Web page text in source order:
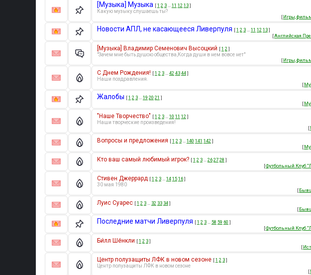
[Музыка] Музыка [1 2 3… 11 12 13]
Какую музыку слушаешь ты?
[Игры,
Новости АПЛ, не касающееся Ливерпуля [1 2 3… 11 12 13]
[Английская
[Музыка] Владимир Семенович Высоцкий [1 2 ]
"Зачем мне быть душою общества,Когда души в нем вовсе нет"
[Игры,
С Днем Рождения! [1 2 3… 42 4344]
Наши поздравления.
[
Жалобы [1 2 3… 19 20 21 ]
[
"Наше Творчество" [1 2 3… 10 11 12 ]
Наши творческие произведения!
[
Вопросы и предложения [1 2 3… 140 141 142 ]
[
Кто ваш самый любимый игрок? [1 2 3… 262728 ]
[Футбольный Клуб
Стивен Джеррард [1 2 3… 141516]
30 мая 1980
[
Луис Суарес [1 2 3… 32 33 34]
[
Последние матчи Ливерпуля [1 2 3… 58 59 60 ]
[Футбольный Клуб
Би́лл Ше́нкли [1 2 3]
[
Центр полузащиты ЛФК в новом сезоне [1 2 3]
Центр полузащиты ЛФК в новом сезоне
[